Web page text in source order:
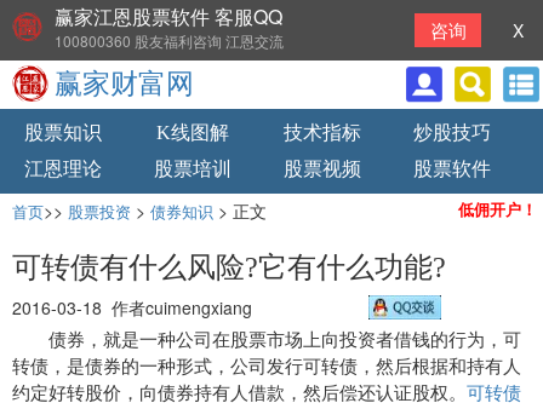
赢家江恩股票软件 客服QQ
100800360 股友福利咨询 江恩交流 咨询 X
赢家财富网
股票知识 K线图解 技术指标
炒股技巧
江恩理论
股票培训 股票视频 股票软件
首页>> 股票投资 > 债券知识 > 正文 低佣开户！
可转债有什么风险?它有什么功能?
2016-03-18 作者cuimengxiang
债券，就是一种公司在股票市场上向投资者借钱的行为，可
转债，是债券的一种形式，公司发行可转债，然后根据和持有人
约定好转股价，向债券持有人借款，然后偿还认证股权。 可转债